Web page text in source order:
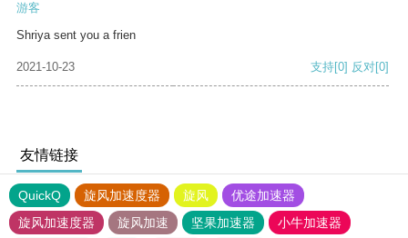
游客
Shriya sent you a frien
2021-10-23 支持[0] 反对[0]
友情链接
QuickQ 旋风加速度器 旋风
优途加速器
旋风加速度器
旋风加速 坚果加速器
小牛加速器